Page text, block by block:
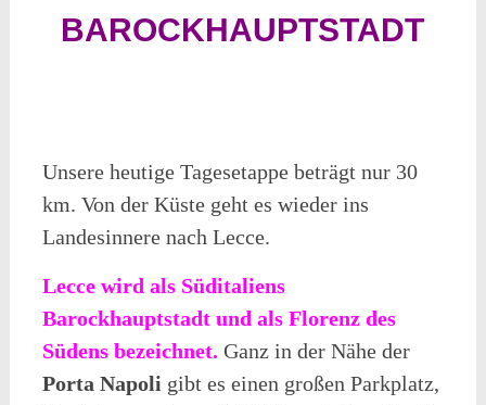
BAROCKHAUPTSTADT
Unsere heutige Tagesetappe beträgt nur 30
km. Von der Küste geht es wieder ins
Landesinnere nach Lecce.
Lecce wird als Süditaliens
Barockhauptstadt und als Florenz des
Südens bezeichnet. Ganz in der Nähe der
Porta Napoli gibt es einen großen Parkplatz,